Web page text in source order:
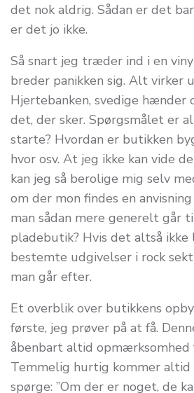
det nok aldrig. Sådan er det
er det jo ikke.
Så snart jeg træder ind i en
breder panikken sig. Alt virker
Hjertebanken, svedige hænder
det, der sker. Spørgsmålet er
starte? Hvordan er butikken
hvor osv. At jeg ikke kan vide
kan jeg så berolige mig selv
om der mon findes en
man sådan mere generelt går
pladebutik? Hvis det altså
bestemte udgivelser i rock
man går efter.
Et overblik over butikkens
første, jeg prøver på at få.
åbenbart altid opmærksomhed
Temmelig hurtig kommer altid
spørge: ”Om der er noget, de